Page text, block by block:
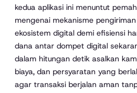
kedua aplikasi ini menuntut
mengenai mekanisme
ekosistem digital demi efisiensi
dana antar dompet digital
dalam hitungan detik asalkan
biaya, dan persyaratan yang
agar transaksi berjalan aman